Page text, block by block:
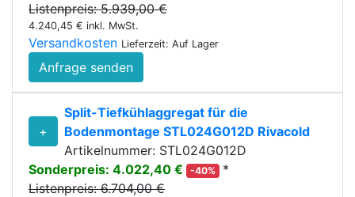
Listenpreis: 5.939,00 €
4.240,45 € inkl. MwSt.
Versandkosten Lieferzeit: Auf Lager
Anfrage senden
+
Split-Tiefkühlaggregat für die
Bodenmontage STL024G012D Rivacold
Artikelnummer: STL024G012D
Sonderpreis: 4.022,40 €
-40%
*
Listenpreis: 6.704,00 €